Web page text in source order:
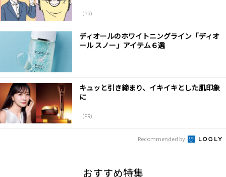
（PR）
ディオールのホワイトニングライン「ディオ
ール スノー」アイテム６選
キュッと引き締まり、イキイキとした肌印象
に
（PR）
Recommended by
おすすめ特集